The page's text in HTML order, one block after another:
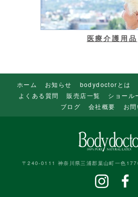
医療介護用品
ホーム お知らせ bodydoctorとは
よくある質問
販売店一覧 ショール
ブログ
会社概要 お
〒240-0111 神奈川県三浦郡葉山町一色